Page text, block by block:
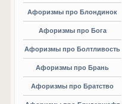
Афоризмы про Блондинок
Афоризмы про Бога
Афоризмы про Болтливость
Афоризмы про Брань
Афоризмы про Братство